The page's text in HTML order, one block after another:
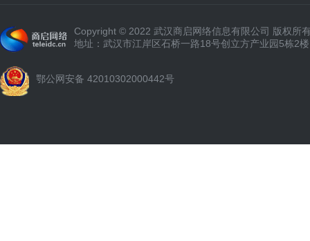
Copyright © 2022 武汉商启网络信息有限公司 版权所
地址：武汉市江岸区石桥一路18号创立方产业园5栋2楼
鄂公网安备 42010302000442号